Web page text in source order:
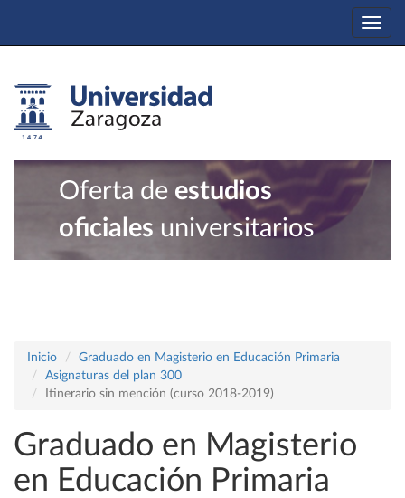
Oferta de estudios
oficiales universitarios
Inicio
Graduado en Magisterio en Educación Primaria
Asignaturas del plan 300
Itinerario sin mención (curso 2018-2019)
Graduado en Magisterio
en Educación Primaria